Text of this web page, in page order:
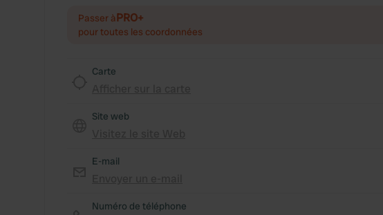
Passer àPRO+
pour toutes les coordonnées
Carte
Site web
E-mail
Numéro de téléphone